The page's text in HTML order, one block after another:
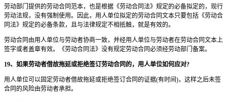
劳动部门提供的劳动合同范本，也是根据《劳动合同法》规定的必备拟定的，现行
劳动法规，没有强制使用。因此，用人单位拟定的劳动合同文本只要包括《劳动合
同法》规定的必备条款，且与法律规定不相抵触，就是有效的。
劳动合同由用人单位与劳动者协商一致，并经用人单位与劳动者在劳动合同文本上
签字或者盖章有效。《劳动合同法》没有规定劳动合同必须经劳动部门备案。
19、如果劳动者借故拖延或拒绝签订劳动合同的，用人单位如何应对?
用人单位可以固定劳动者借故拖延或拒绝签订合同的证据(有时间)，这样之后未签
合同的风险由劳动者承担。